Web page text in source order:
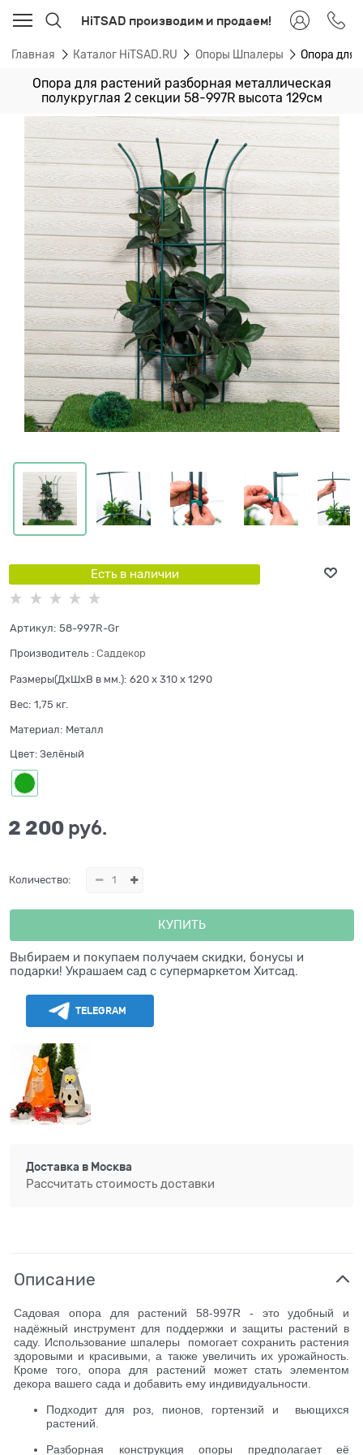
HiTSAD производим и продаем!
Главная Каталог HiTSAD.RU Опоры Шпалеры Опора для
Опора для растений разборная металлическая
полукруглая 2 секции 58-997R высота 129см
Есть в наличии
Артикул: 58-997R-Gr
Производитель : Саддекор
Размеры(ДхШхВ в мм.): 620 x 310 x 1290
Вес: 1,75 кг.
Материал: Металл
Цвет: Зелёный
2 200 руб.
Количество:
КУПИТЬ
Выбираем и покупаем получаем скидки, бонусы и
подарки! Украшаем сад с супермаркетом Хитсад.
TELEGRAM
Доставка в Москва
Рассчитать стоимость доставки
Описание
Садовая опора для растений 58-997R - это удобный и
надёжный инструмент для поддержки и защиты растений в
саду. Использование шпалеры помогает сохранить растения
здоровыми и красивыми, а также увеличить их урожайность.
Кроме того, опора для растений может стать элементом
декора вашего сада и добавить ему индивидуальности.
Подходит для роз, пионов, гортензий и вьющихся
растений.
Разборная конструкция опоры предполагает её